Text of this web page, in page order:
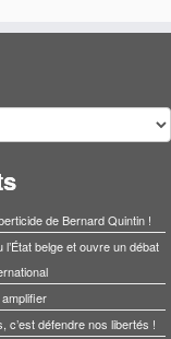
de Bernard Quintin !
belge et ouvre un débat
c’est défendre nos libertés !